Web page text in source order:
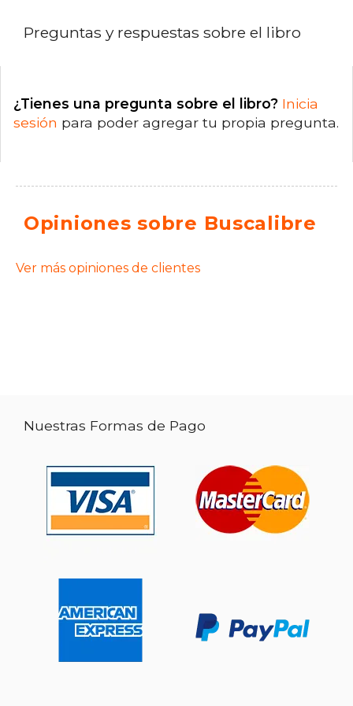
Preguntas y respuestas sobre el libro
¿Tienes una pregunta sobre el libro? Inicia
sesión para poder agregar tu propia pregunta.
Opiniones sobre Buscalibre
Ver más opiniones de clientes
Nuestras Formas de Pago